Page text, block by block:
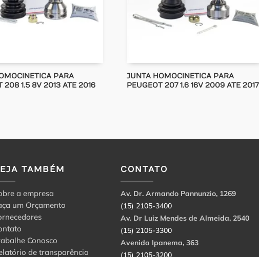
PARA
208 1.5 8V 2013 ATE 2016
JUNTA HOMOCINETICA PARA
PEUGEOT 207 1.6 16V 2009 ATE 2017
TAMBÉM
a empresa
um Orçamento
Conosco
de transparência
CONTATO
Av. Dr. Armando Pannunzio, 1269
(15) 2105-3400
Av. Dr Luiz Mendes de Almeida, 2540
(15) 2105-3300
Avenida Ipanema, 363
(15) 2105-3200